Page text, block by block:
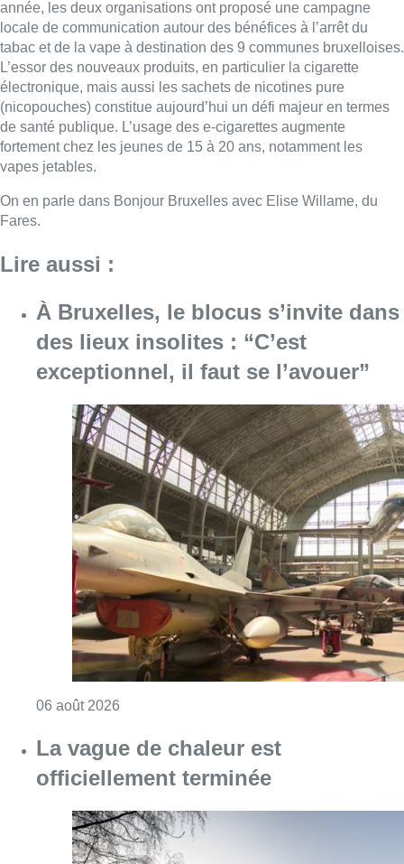
Lire aussi :
À Bruxelles, le blocus s’invite dans
des lieux insolites : “C’est
exceptionnel, il faut se l’avouer”
06 août 2026Consulter l'article "À Bruxelles, le blocus
La vague de chaleur est
officiellement terminée